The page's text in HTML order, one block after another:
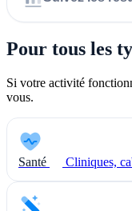
Pour tous les
Si votre activité
vous.
Santé Cliniques,